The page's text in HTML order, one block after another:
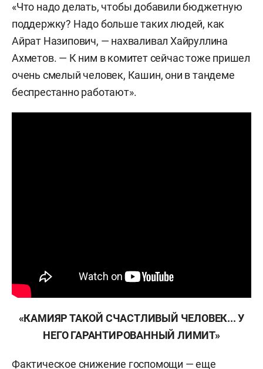
«Что надо делать, чтобы добавили бюджетную
поддержку? Надо больше таких людей, как
Айрат Назипович, — нахваливал Хайруллина
Ахметов. — К ним в комитет сейчас тоже пришел
очень смелый человек, Кашин, они в тандеме
беспрестанно работают».
«КАМИЯР ТАКОЙ СЧАСТЛИВЫЙ ЧЕЛОВЕК... У
НЕГО ГАРАНТИРОВАННЫЙ ЛИМИТ»
Фактическое снижение госпомощи — еще